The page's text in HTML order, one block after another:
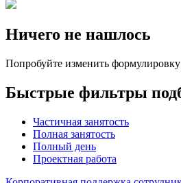
Ничего не нашлось
Попробуйте изменить
Быстрые фильтры
Частичная занятость
Полная занятость
Полный день
Проектная работа